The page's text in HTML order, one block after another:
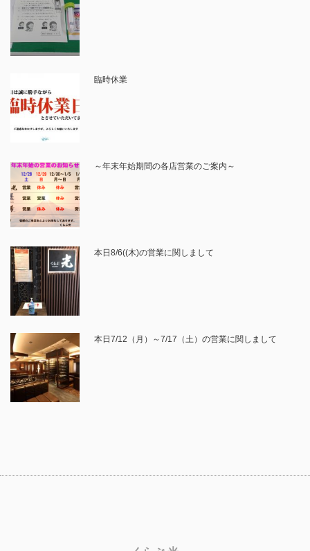
臨時休業
～年末年始期間の各店営業のご案内～
本日8/6((木)の営業に関しまして
本日7/12（月）～7/17（土）の営業に関しまして